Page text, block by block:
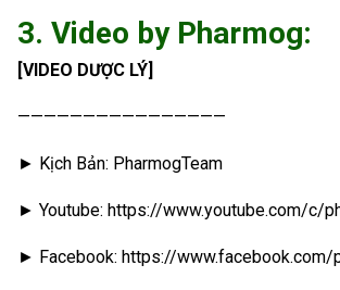
3. Video by Pharmog:
[VIDEO DƯỢC LÝ]
————————————————
► Kịch Bản: PharmogTeam
► Youtube: https://www.youtube.com/c/
► Facebook: https://www.facebook.com/